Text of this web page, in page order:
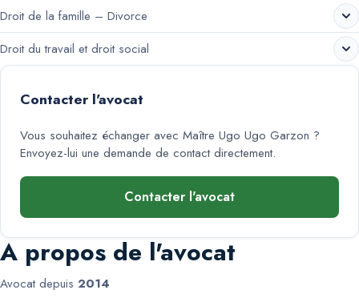
Droit de la famille – Divorce
Droit du travail et droit social
Contacter l'avocat
Vous souhaitez échanger avec Maître Ugo Ugo Garzon ?
Envoyez-lui une demande de contact directement.
Contacter l'avocat
A propos de l'avocat
Avocat depuis 2014